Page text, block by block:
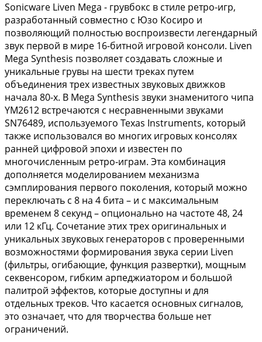
Sonicware Liven Mega - грувбокс в стиле ретро-игр,
разработанный совместно с Юзо Косиро и
позволяющий полностью воспроизвести легендарный
звук первой в мире 16-битной игровой консоли. Liven
Mega Synthesis позволяет создавать сложные и
уникальные грувы на шести треках путем
объединения трех известных звуковых движков
начала 80-х. В Mega Synthesis звуки знаменитого чипа
YM2612 встречаются с несравненными звуками
SN76489, используемого Texas Instruments, который
также использовался во многих игровых консолях
ранней цифровой эпохи и известен по
многочисленным ретро-играм. Эта комбинация
дополняется моделированием механизма
сэмплирования первого поколения, который можно
переключать с 8 на 4 бита – и с максимальным
временем 8 секунд – опционально на частоте 48, 24
или 12 кГц. Сочетание этих трех оригинальных и
уникальных звуковых генераторов с проверенными
возможностями формирования звука серии Liven
(фильтры, огибающие, функция развертки), мощным
секвенсором, гибким арпеджиатором и большой
палитрой эффектов, которые доступны и для
отдельных треков. Что касается основных сигналов,
это означает, что для творчества больше нет
ограничений.